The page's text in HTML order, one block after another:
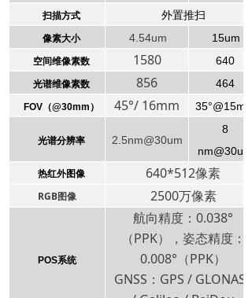
扫描方式 外置推扫
像素大小 4.54um 15um
空间维像素数 1580 640
光谱维像素数 856 464
FOV（@30mm ） 45°/ 16mm 35°@15mm
光谱分辨率 2.5nm@30um
8
nm@30um
热红外图像 640*512像素
RGB图像 2500万像素
POS系统
航向精度：0.038°
（PPK），姿态精度：
0.008°（PPK）
GNSS：GPS / GLONASS